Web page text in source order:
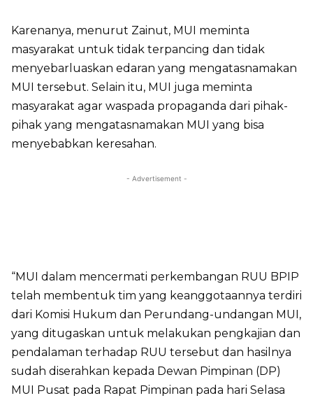
Karenanya, menurut Zainut, MUI meminta
masyarakat untuk tidak terpancing dan tidak
menyebarluaskan edaran yang mengatasnamakan
MUI tersebut. Selain itu, MUI juga meminta
masyarakat agar waspada propaganda dari pihak-
pihak yang mengatasnamakan MUI yang bisa
menyebabkan keresahan.
- Advertisement -
“MUI dalam mencermati perkembangan RUU BPIP
telah membentuk tim yang keanggotaannya terdiri
dari Komisi Hukum dan Perundang-undangan MUI,
yang ditugaskan untuk melakukan pengkajian dan
pendalaman terhadap RUU tersebut dan hasilnya
sudah diserahkan kepada Dewan Pimpinan (DP)
MUI Pusat pada Rapat Pimpinan pada hari Selasa